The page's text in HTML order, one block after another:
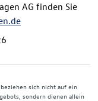
AG finden Sie
sich nicht auf ein
sondern dienen allein